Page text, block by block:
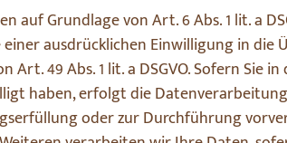
Grundlage von Art. 6 Abs. 1 lit. a
einer ausdrücklichen Einwilligung in
49 Abs. 1 lit. a DSGVO. Sofern Sie in
haben, erfolgt die
oder zur Durchführung